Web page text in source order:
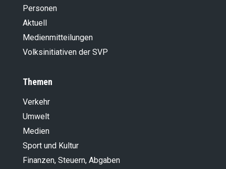
Personen
Aktuell
Medienmitteilungen
Volksinitiativen der SVP
Themen
Verkehr
Umwelt
Medien
Sport und Kultur
Finanzen, Steuern, Abgaben